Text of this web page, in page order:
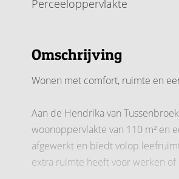
Perceeloppervlakte
Omschrijving
Wonen met comfort, ruimte en
Aan de Hendrika van
woonoppervlakte van 110 m² en
afgewerkt en biedt volop
extra ruimte heeft voor werken of